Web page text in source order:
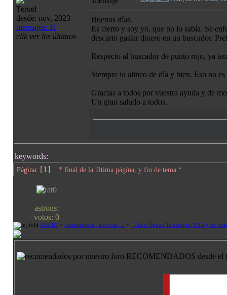
Teruel
desde: nov, 2023
mensajes: 11
clik ver los últimos
Buenos días.
Es cierto y soy yo, que no lo sabía. Se
descarto gastar dinero en un buscador.
Respecto al buscador de punto rojo, ya
Siempre lo alineo de día y bien. Eso no
Gracias a todos por vuestra ayuda y de
Un gran saludo a todos.
keywords:
Página: [1] * final de la última página, y fin de tema.*
astrons:
votos: 0
INICIO > / instrumental, técnicas .../ > · Tubo Óptico Telescopio: OTA y su:
RECOMENDADOS desde el